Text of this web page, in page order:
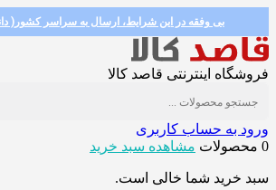
بی وفقه در این شرایط، ارسال به سراسر کشور(
فروشگاه اینترنتی قاصد کالا
ورود به حساب کاربری
0 محصولات
مشاهده سبد خرید
سبد خرید شما خالی است.